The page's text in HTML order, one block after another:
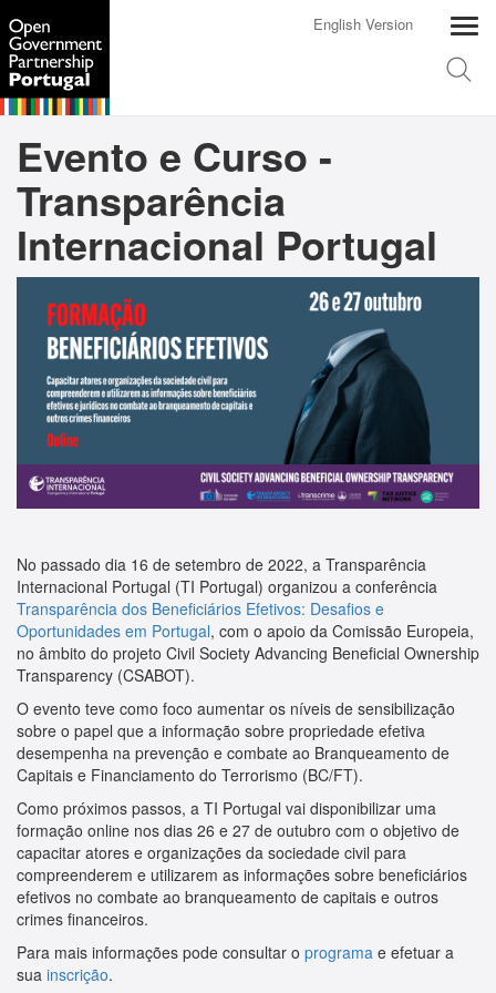
English Version
Evento e Curso -
Transparência
Internacional Portugal
No passado dia 16 de setembro de 2022, a Transparência
Internacional Portugal (TI Portugal) organizou a conferência
Transparência dos Beneficiários Efetivos: Desafios e
Oportunidades em Portugal, com o apoio da Comissão Europeia,
no âmbito do projeto Civil Society Advancing Beneficial Ownership
Transparency (CSABOT).
O evento teve como foco aumentar os níveis de sensibilização
sobre o papel que a informação sobre propriedade efetiva
desempenha na prevenção e combate ao Branqueamento de
Capitais e Financiamento do Terrorismo (BC/FT).
Como próximos passos, a TI Portugal vai disponibilizar uma
formação online nos dias 26 e 27 de outubro com o objetivo de
capacitar atores e organizações da sociedade civil para
compreenderem e utilizarem as informações sobre beneficiários
efetivos no combate ao branqueamento de capitais e outros
crimes financeiros.
Para mais informações pode consultar o programa e efetuar a
sua inscrição.